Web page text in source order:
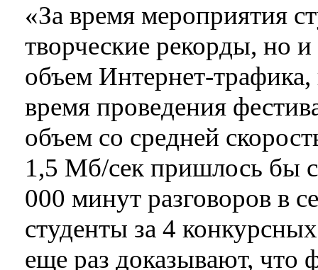
«За время мероприятия
творческие рекорды, но
объем Интернет-трафика,
время проведения
объем со средней
1,5 Мб/сек пришлось бы
000 минут разговоров в
студенты за 4
еще раз доказывают, что